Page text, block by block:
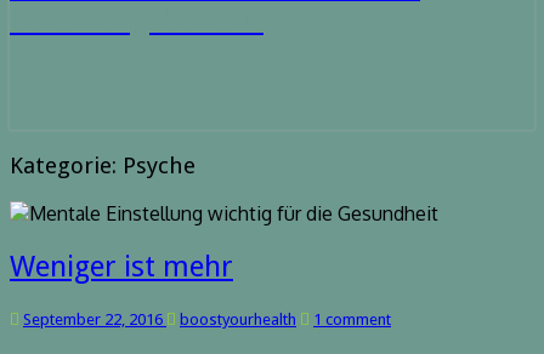
Kategorie: Psyche
Weniger
ist
mehr
Weniger ist mehr
September 22, 2016 boostyourhealth Comments
1 comment